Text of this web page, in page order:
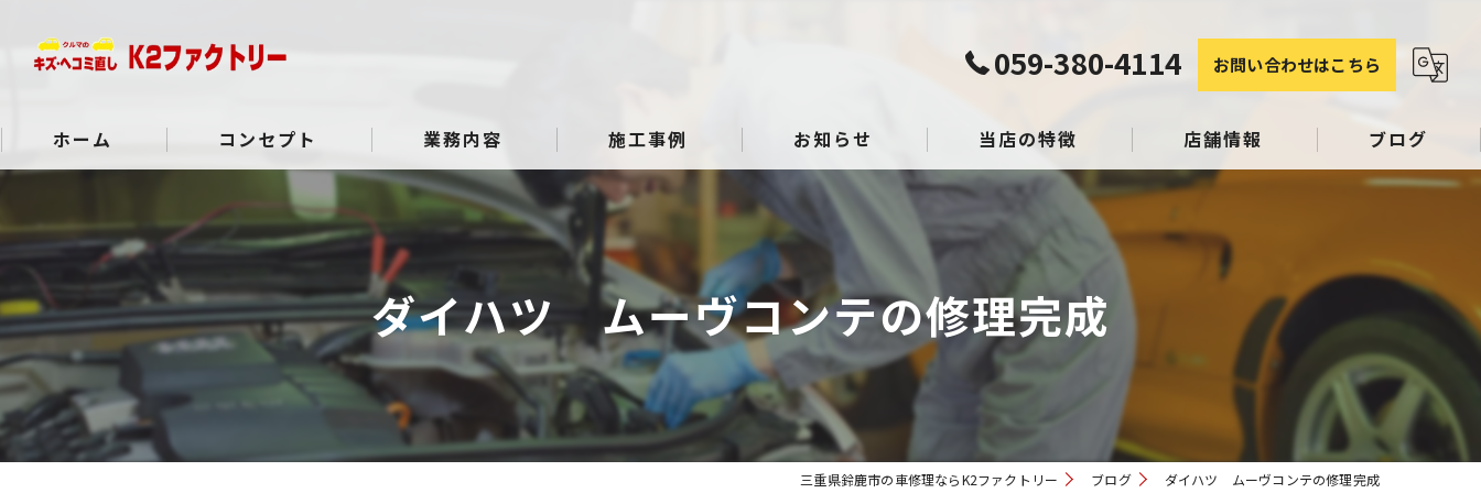
059-380-4114 お問い合わせはこちら
ホーム コンセプト 業務内容
よくある質問
施工事例 お知らせ 当店の特徴
整備
ガラスリペア
店舗情報 ブログ
ダイハツ ムーヴコンテの修理完成
三重県鈴鹿市の車修理ならK2ファクトリー ブログ ダイハツ ムーヴコンテの修理完成